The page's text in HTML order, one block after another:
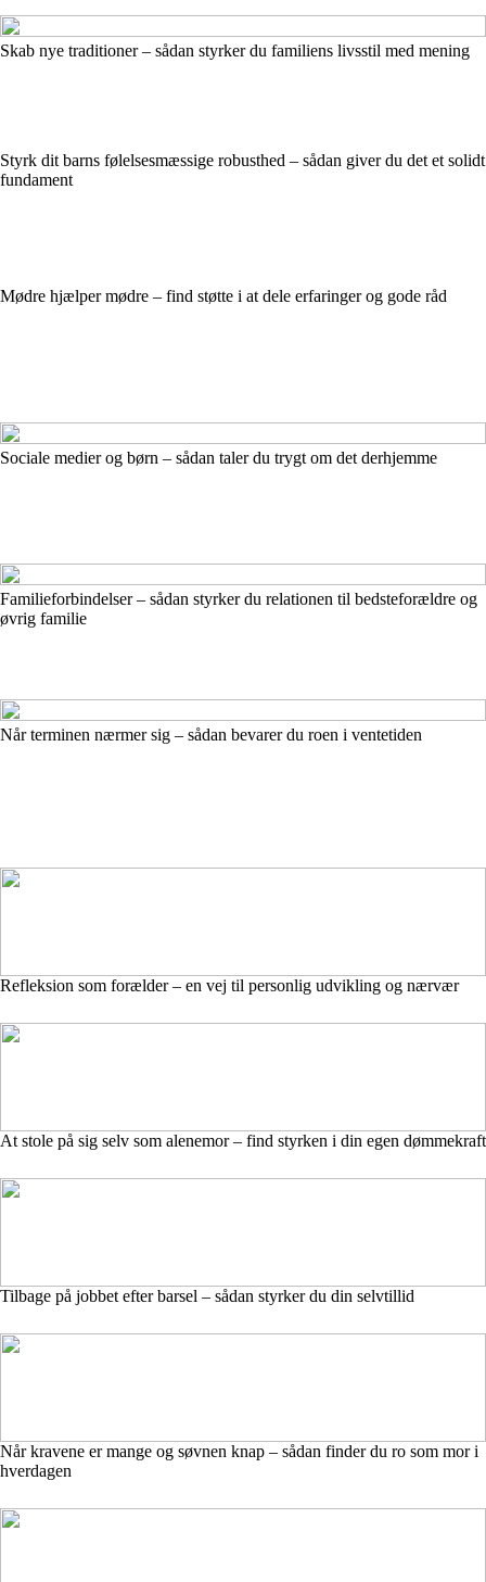
Skab nye traditioner – sådan styrker du familiens livsstil med mening
Styrk dit barns følelsesmæssige robusthed – sådan giver du det et solidt
fundament
Mødre hjælper mødre – find støtte i at dele erfaringer og gode råd
Sociale medier og børn – sådan taler du trygt om det derhjemme
Familieforbindelser – sådan styrker du relationen til bedsteforældre og
øvrig familie
Når terminen nærmer sig – sådan bevarer du roen i ventetiden
Refleksion som forælder – en vej til personlig udvikling og nærvær
At stole på sig selv som alenemor – find styrken i din egen dømmekraft
Tilbage på jobbet efter barsel – sådan styrker du din selvtillid
Når kravene er mange og søvnen knap – sådan finder du ro som mor i
hverdagen